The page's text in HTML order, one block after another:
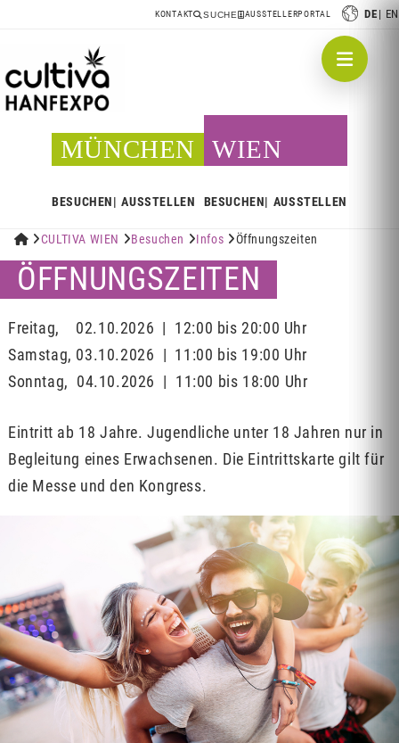
KONTAKT SUCHE AUSSTELLERPORTAL DE EN
MÜNCHEN
BESUCHEN AUSSTELLEN
WIEN
BESUCHEN AUSSTELLEN
 CULTIVA WIEN Besuchen Infos Öffnungszeiten
ÖFFNUNGSZEITEN
Freitag, 02.10.2026 | 12:00 bis 20:00 Uhr
Samstag, 03.10.2026 | 11:00 bis 19:00 Uhr
Sonntag, 04.10.2026 | 11:00 bis 18:00 Uhr
Eintritt ab 18 Jahre. Jugendliche unter 18 Jahren nur in
Begleitung eines Erwachsenen. Die Eintrittskarte gilt für
die Messe und den Kongress.